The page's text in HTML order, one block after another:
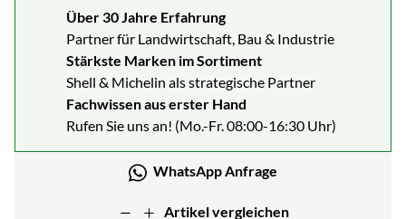
Über 30 Jahre Erfahrung
Partner für Landwirtschaft, Bau & Industrie
Stärkste Marken im Sortiment
Shell & Michelin als strategische Partner
Fachwissen aus erster Hand
Rufen Sie uns an! (Mo.-Fr. 08:00-16:30 Uhr)
WhatsApp Anfrage
Artikel vergleichen